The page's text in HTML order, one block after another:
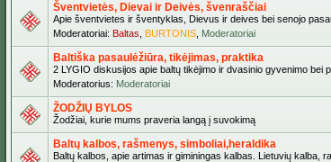
Šventvietės, Dievai ir Deivės, švenraščiai
Apie šventvietes ir šventyklas, Dievus ir deives bei senojo
Moderatoriai: Baltas BURTONIS Moderatoriai
Baltiška pasaulėžiūra, tikėjimas, praktika
2 LYGIO diskusijos apie baltų tikėjimo ir dvasinio gyvenimo
Moderatorius: Moderatoriai
ŽODŽIŲ BYLOS
Žodžiai, kurie mums praveria langą į suvokimą
Baltų kalbos, rašmenys, simboliai,heraldika
Baltų kalbos, apie artimas ir giminingas kalbas. Lietuvių kalba,